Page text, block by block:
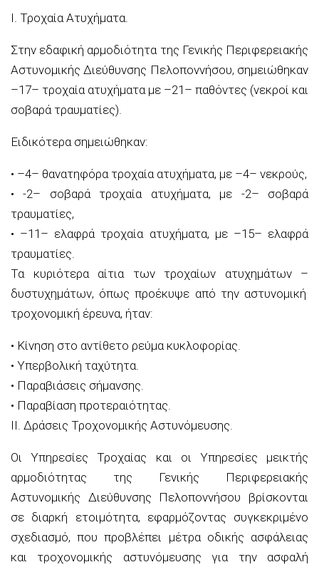
Ι. Τροχαία Ατυχήματα.
Στην εδαφική αρμοδιότητα της Γενικής Περιφερειακής
Αστυνομικής Διεύθυνσης Πελοποννήσου, σημειώθηκαν
–17– τροχαία ατυχήματα με –21 – παθόντες (νεκροί και
σοβαρά τραυματίες).
Ειδικότερα σημειώθηκαν:
• –4– θανατηφόρα τροχαία ατυχήματα, με –4– νεκρούς,
•-2– σοβαρά τροχαία ατυχήματα, με -2– σοβαρά
τραυματίες,
• –11 – ελαφρά τροχαία ατυχήματα, με –15– ελαφρά
τραυματίες.
Τα κυριότερα αίτια των τροχαίων ατυχημάτων –
δυστυχημάτων, όπως προέκυψε από την αστυνομική
τροχονομική έρευνα, ήταν:
• Κίνηση στο αντίθετο ρεύμα κυκλοφορίας
• Υπερβολική ταχύτητα
• Παραβιάσεις σήμανσης.
• Παραβίαση προτεραιότητας.
ΙΙ. Δράσεις Τροχονομικής Αστυνόμευσης.
Οι Υπηρεσίες Τροχαίας και οι Υπηρεσίες μεικτής
αρμοδιότητας της Γενικής Περιφερειακής
Αστυνομικής Διεύθυνσης Πελοποννήσου βρίσκονται
σε διαρκή ετοιμότητα, εφαρμόζοντας συγκεκριμένο
σχεδιασμό, που προβλέπει μέτρα οδικής ασφάλειας
και τροχονομικής αστυνόμευσης για την ασφαλή